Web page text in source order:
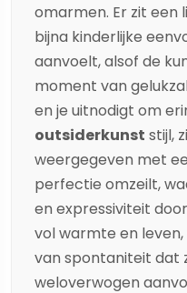
omarmen. Er zit een
bijna kinderlijke
aanvoelt, alsof de
moment van
en je uitnodigt om
outsiderkunst stijl,
weergegeven met
perfectie omzeilt,
en expressiviteit
vol warmte en
van spontaniteit dat
weloverwogen